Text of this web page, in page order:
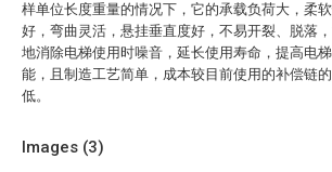
样单位长度重量的情况下，它的承载负荷大，柔
好，弯曲灵活，悬挂垂直度好，不易开裂、脱落
地消除电梯使用时噪音，延长使用寿命，提高电
能，且制造工艺简单，成本较目前使用的补偿链
低。
Images (3)